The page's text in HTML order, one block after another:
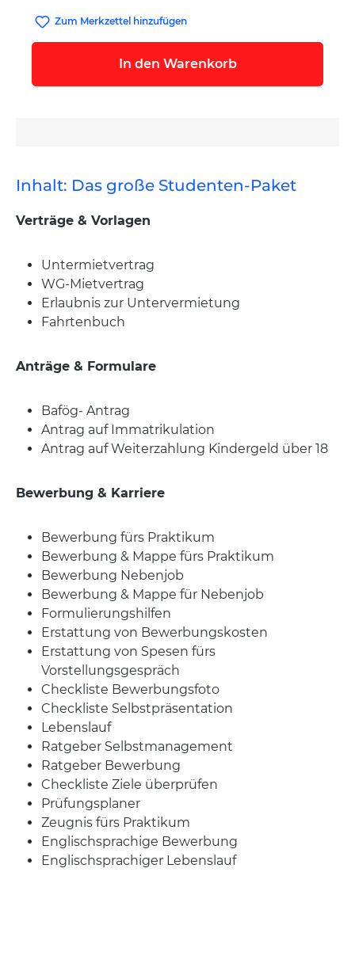
Zum Merkzettel hinzufügen
In den Warenkorb
Inhalt: Das große Studenten-Paket
Verträge & Vorlagen
Untermietvertrag
WG-Mietvertrag
Erlaubnis zur Untervermietung
Fahrtenbuch
Anträge & Formulare
Bafög- Antrag
Antrag auf Immatrikulation
Antrag auf Weiterzahlung Kindergeld über 18
Bewerbung & Karriere
Bewerbung fürs Praktikum
Bewerbung & Mappe fürs Praktikum
Bewerbung Nebenjob
Bewerbung & Mappe für Nebenjob
Formulierungshilfen
Erstattung von Bewerbungskosten
Erstattung von Spesen fürs
Vorstellungsgespräch
Checkliste Bewerbungsfoto
Checkliste Selbstpräsentation
Lebenslauf
Ratgeber Selbstmanagement
Ratgeber Bewerbung
Checkliste Ziele überprüfen
Prüfungsplaner
Zeugnis fürs Praktikum
Englischsprachige Bewerbung
Englischsprachiger Lebenslauf